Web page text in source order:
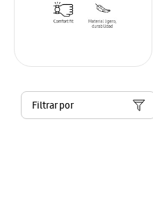
Filtrar por